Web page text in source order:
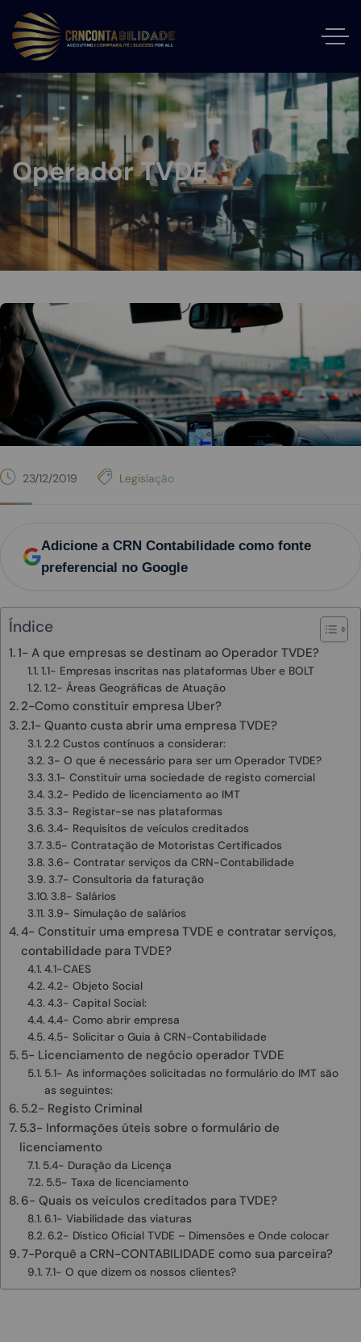
Operador TVDE
23/12/2019 Legislação
Adicione a CRN Contabilidade como fonte
preferencial no Google
Índice
1- A que empresas se destinam ao Operador TVDE?
1.1- Empresas inscritas nas plataformas Uber e BOLT
1.2- Áreas Geográficas de Atuação
2-Como constituir empresa Uber?
2.1- Quanto custa abrir uma empresa TVDE?
2.2 Custos contínuos a considerar:
3- O que é necessário para ser um Operador TVDE?
3.1- Constituir uma sociedade de registo comercial
3.2- Pedido de licenciamento ao IMT
3.3- Registar-se nas plataformas
3.4- Requisitos de veículos creditados
3.5- Contratação de Motoristas Certificados
3.6- Contratar serviços da CRN-Contabilidade
3.7- Consultoria da faturação
3.8- Salários
3.9- Simulação de salários
4- Constituir uma empresa TVDE e contratar serviços,
contabilidade para TVDE?
4.1-CAES
4.2- Objeto Social
4.3- Capital Social:
4.4- Como abrir empresa
4.5- Solicitar o Guia à CRN-Contabilidade
5- Licenciamento de negócio operador TVDE
5.1- As informações solicitadas no formulário do IMT são
as seguintes:
5.2- Registo Criminal
5.3- Informações úteis sobre o formulário de
licenciamento
5.4- Duração da Licença
5.5- Taxa de licenciamento
6- Quais os veículos creditados para TVDE?
6.1- Viabilidade das viaturas
6.2- Dístico Oficial TVDE – Dimensões e Onde colocar
7-Porquê a CRN-CONTABILIDADE como sua parceira?
7.1- O que dizem os nossos clientes?